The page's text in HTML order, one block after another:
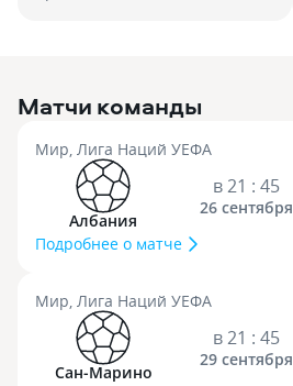
Матчи команды
Мир, Лига Наций УЕФА
Албания
в 21 : 45
26 сентября
Подробнее о матче
Мир, Лига Наций УЕФА
Сан-Марино
в 21 : 45
29 сентября